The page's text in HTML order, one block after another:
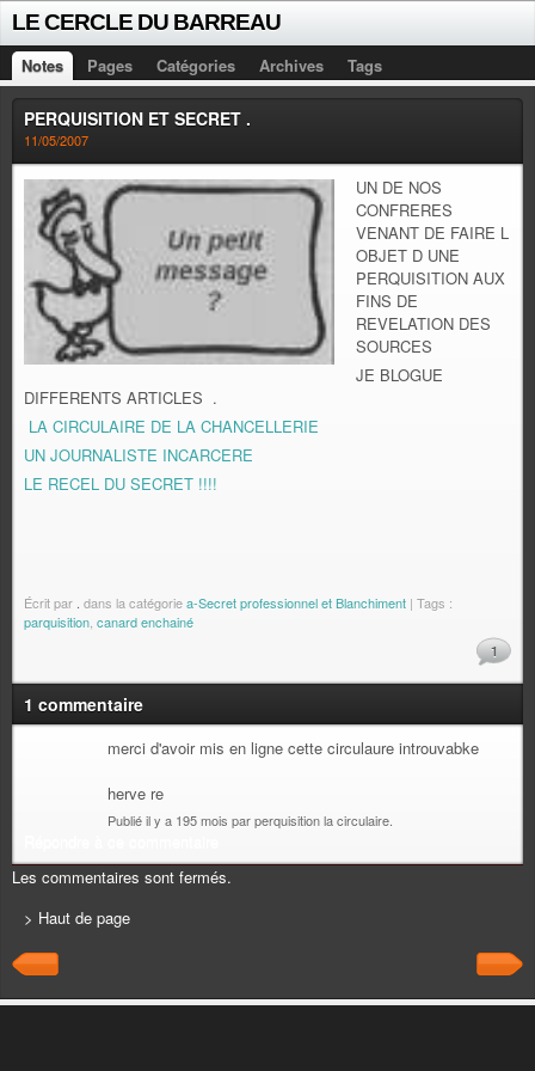
LE CERCLE DU BARREAU
Notes Pages Catégories Archives Tags
PERQUISITION ET SECRET .
11/05/2007
UN DE NOS
CONFRERES
VENANT DE FAIRE L
OBJET D UNE
PERQUISITION AUX
FINS DE
REVELATION DES
SOURCES
JE BLOGUE
DIFFERENTS ARTICLES .
LA CIRCULAIRE DE LA CHANCELLERIE
UN JOURNALISTE INCARCERE
LE RECEL DU SECRET !!!!
Écrit par dans la catégoriea-Secret professionnel et Blanchiment | Tags :
parquisition canard enchainé
1
1 commentaire
merci d'avoir mis en ligne cette circulaure introuvabke
herve re
Publié il y a 195 mois par perquisition la circulaire.
Les commentaires sont fermés.
> Haut de page